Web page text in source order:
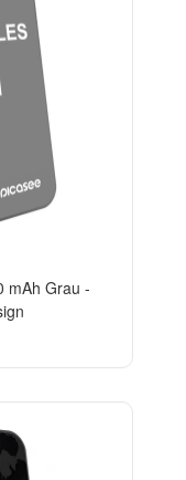
mAh Grau -